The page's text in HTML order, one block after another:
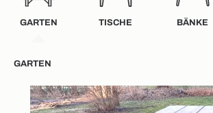
GARTEN TISCHE BÄNKE
GARTEN